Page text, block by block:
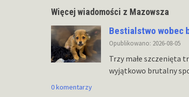
Więcej wiadomości z Mazowsza
Bestialstwo wobec
Opublikowano: 2026-08-05
Trzy małe szczenięta
wyjątkowo brutalny
0 komentarzy